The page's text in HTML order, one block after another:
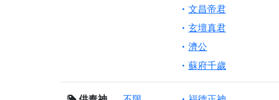
文昌帝君
玄壇真君
濟公
蘇府千歲